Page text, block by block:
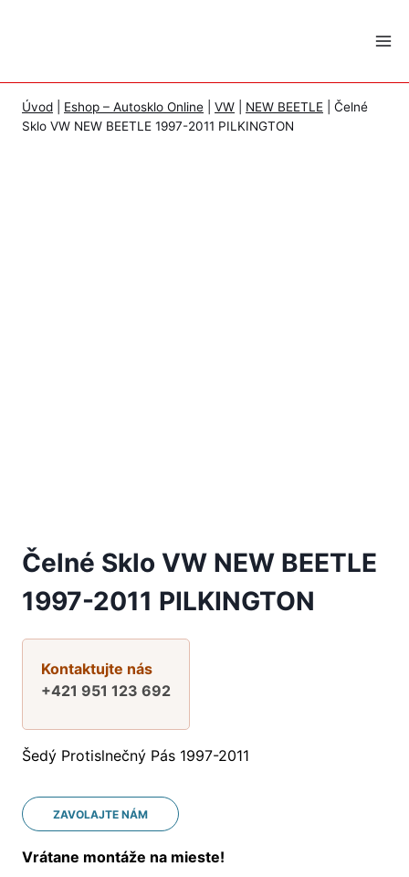
Úvod Eshop – Autosklo Online VW NEW BEETLE
Čelné
Sklo VW NEW BEETLE 1997-2011 PILKINGTON
Čelné Sklo VW NEW BEETLE
1997-2011 PILKINGTON
Kontaktujte nás
+421 951 123 692
Šedý Protislnečný Pás 1997-2011
ZAVOLAJTE NÁM
Vrátane montáže na mieste!